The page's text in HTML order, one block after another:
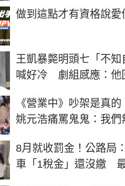
做到這點才有資格說愛
王凱暴斃明頭七「不知
喊好冷 劇組感應：他
《營業中》吵架是真
姚元浩痛罵鬼鬼：我們
8月就收罰金！公路局
車「1稅金」還沒繳